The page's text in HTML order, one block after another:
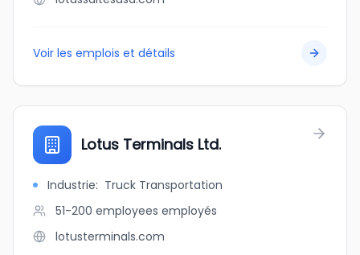
Voir les emplois et détails
Lotus Terminals Ltd.
Industrie: Truck Transportation
51-200 employees employés
lotusterminals.com